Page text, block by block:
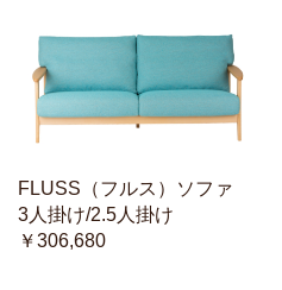
FLUSS（フルス）ソファ
3人掛け/2.5人掛け
￥306,680